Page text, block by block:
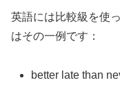
英語には比較級を使
はその一例です：
better late than